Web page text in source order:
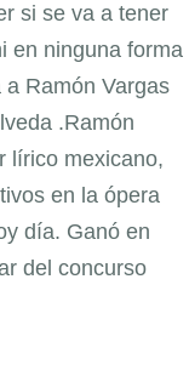
si se va a tener
en ninguna forma
a Ramón Vargas
.Ramón
lírico mexicano,
en la ópera
día. Ganó en
del concurso